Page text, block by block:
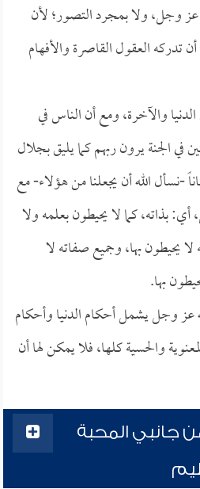
عز وجل، ولا بمجرد التصور؛ لأن
العقول القاصرة والأفهام
والآخرة، ومع أن الناس في
في الجنة يرون ربهم كما يليق بجلال
-نسأل الله أن يجعلنا من هؤلاء- مع
بذاته، كما لا يحيطون بعلمه ولا
يحيطون بها، وجميع صفاته لا
بها.
عز وجل يشمل أحكام الدنيا وأحكام
والحسية كلها، فلا يمكن لها أن
جانبي المحبة